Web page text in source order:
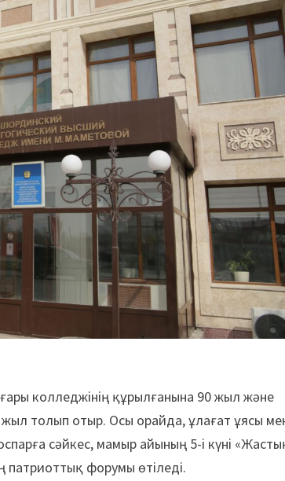
колледжінің құрылғанына 90 жыл және
толып отыр. Осы орайда, ұлағат ұясы
сәйкес, мамыр айының 5-і күні
форумы өтіледі.